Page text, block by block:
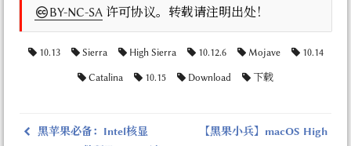
BY-NC-SA 许可协议。转载请注明出处！
10.13 Sierra High Sierra 10.12.6 Mojave 10.14
Catalina 10.15 Download 下载
黑苹果必备：Intel核显
【黑果小兵】macOS High